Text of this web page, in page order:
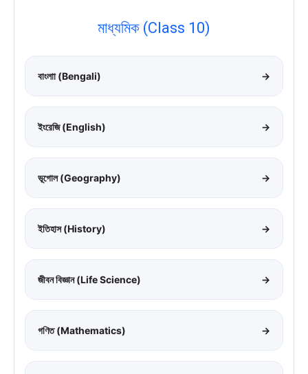
মাধ্যমিক (Class 10)
বাংলাা (Bengali) →
ইংরেজি (English) →
ভূগোল (Geography) →
ইতিহাস (History) →
জীবন বিজ্ঞান (Life Science) →
গণিত (Mathematics) →